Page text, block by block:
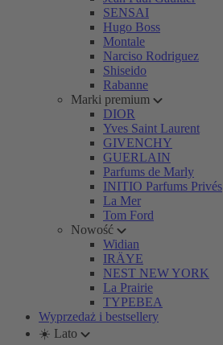
SENSAI
Hugo Boss
Montale
Narciso Rodriguez
Shiseido
Rabanne
Marki premium
DIOR
Yves Saint Laurent
GIVENCHY
GUERLAIN
Parfums de Marly
INITIO Parfums Privés
La Mer
Tom Ford
Nowość
Widian
IRÄYE
NEST NEW YORK
La Prairie
TYPEBEA
Wyprzedaż i bestsellery
☀️ Lato